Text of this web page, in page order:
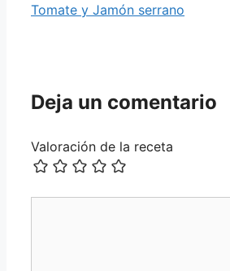
Tomate y Jamón serrano
Deja un comentario
Valoración de la receta